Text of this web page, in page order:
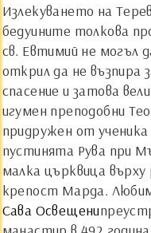
Излекуването на
бедуините толкова
св. Евтимий не могъл
открил да не
спасение и затова
игумен преподобни
придружен от
пустинята Рува при
малка църквица
крепост Марда.
Сава Освещени